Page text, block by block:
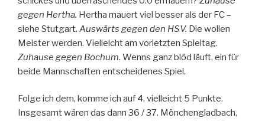
gegen Hertha. Hertha mauert viel besser als der FC –
siehe Stutgart. Auswärts gegen den HSV. Die wollen
Meister werden. Vielleicht am vorletzten Spieltag.
Zuhause gegen Bochum. Wenns ganz blöd läuft, ein für
beide Mannschaften entscheidenes Spiel.
Folge ich dem, komme ich auf 4, vielleicht 5 Punkte.
Insgesamt wären das dann 36 / 37. Mönchengladbach,